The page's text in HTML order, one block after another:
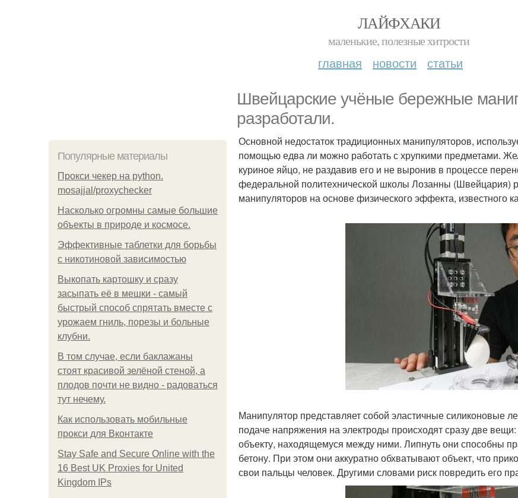
ЛАЙФХАКИ
маленькие, полезные хитрости
главная новости статьи
Швейцарские учёные бережные
разработали.
Популярные материалы
Прокси чекер на python.
mosajjal/proxychecker
Насколько огромны самые большие
объекты в природе и космосе.
Эффективные таблетки для борьбы
с никотиновой зависимостью
Выкопать картошку и сразу
засыпать её в мешки - самый
быстрый способ спрятать вместе с
урожаем гниль, порезы и больные
клубни.
В том случае, если баклажаны
стоят красивой зелёной стеной, а
плодов почти не видно - радоваться
тут нечему.
Как использовать мобильные
прокси для Вконтакте
Stay Safe and Secure Online with the
16 Best UK Proxies for United
Kingdom IPs
Основной недостаток традиционных манипуляторов,
помощью едва ли можно работать с хрупкими предметами.
куриное яйцо, не раздавив его и не выронив в процессе
федеральной политехнической школы Лозанны (Швейцария)
манипуляторов на основе физического эффекта, известного
Манипулятор представляет собой эластичные силиконовые
подаче напряжения на электроды происходят сразу две
объекту, находящемуся между ними. Липнуть они способны
бетону. При этом они аккуратно обхватывают объект, что
свои пальцы человек. Другими словами риск повредить его